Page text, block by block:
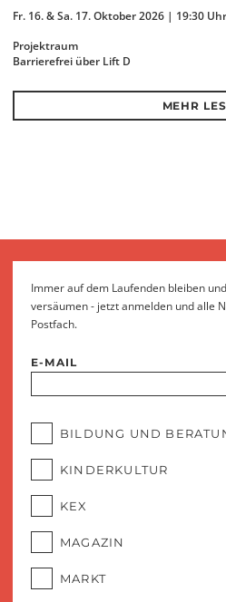
Fr. 16. & Sa. 17. Oktober 2026 | 19:30 Uhr
Projektraum
Barrierefrei über Lift D
MEHR
Immer auf dem Laufenden bleiben
versäumen - jetzt anmelden und alle
Postfach.
E-MAIL
BILDUNG UND
KINDERKULTUR
KEX
MAGAZIN
MARKT